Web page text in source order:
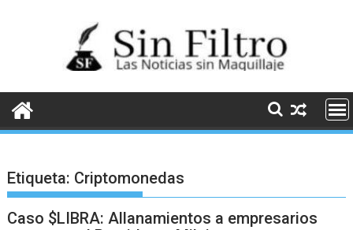
Etiqueta: Criptomonedas
Caso $LIBRA: Allanamientos a empresarios